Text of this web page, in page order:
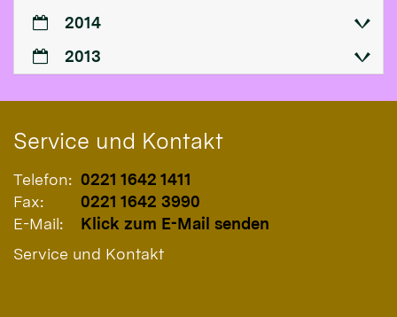
2014
2013
Service und Kontakt
Telefon: 0221 1642 1411
Fax:
0221 1642 3990
E-Mail:
Klick zum E-Mail senden
Service und Kontakt